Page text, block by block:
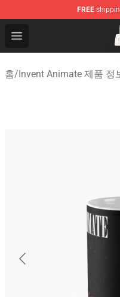
FREE
Open menu
Invent Animate
홈/Invent Animate 제품 정